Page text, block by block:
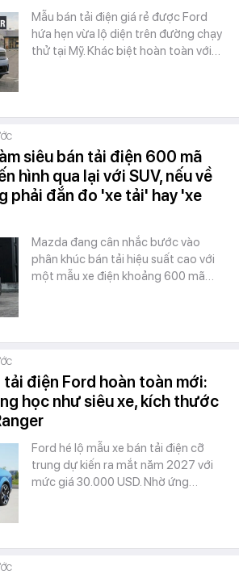
Mẫu bán tải điện giá rẻ được Ford
hứa hẹn vừa lộ diện trên đường chạy
thử tại Mỹ. Khác biệt hoàn toàn với…
siêu bán tải điện 600 mã
hình qua lại với SUV, nếu về
phải đắn đo 'xe tải' hay 'xe
Mazda đang cân nhắc bước vào
phân khúc bán tải hiệu suất cao với
một mẫu xe điện khoảng 600 mã…
điện Ford hoàn toàn mới:
học như siêu xe, kích thước
Ford hé lộ mẫu xe bán tải điện cỡ
trung dự kiến ra mắt năm 2027 với
mức giá 30.000 USD. Nhờ ứng…